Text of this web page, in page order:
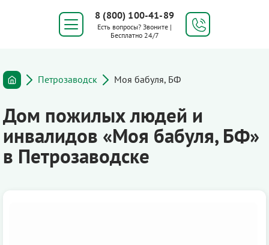
8 (800) 100-41-89
Есть вопросы? Звоните |
Бесплатно 24/7
Петрозаводск Моя бабуля, БФ
Дом пожилых людей и
инвалидов «Моя бабуля, БФ»
в Петрозаводске